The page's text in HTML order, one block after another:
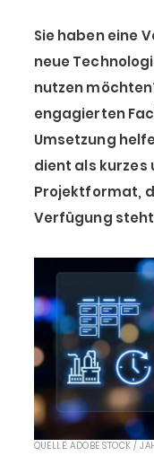
Sie haben eine
neue
nutzen
engagierten
Umsetzung
dient als
Projektformat,
Verfügung
QUELLE: ADOBE STOCK /